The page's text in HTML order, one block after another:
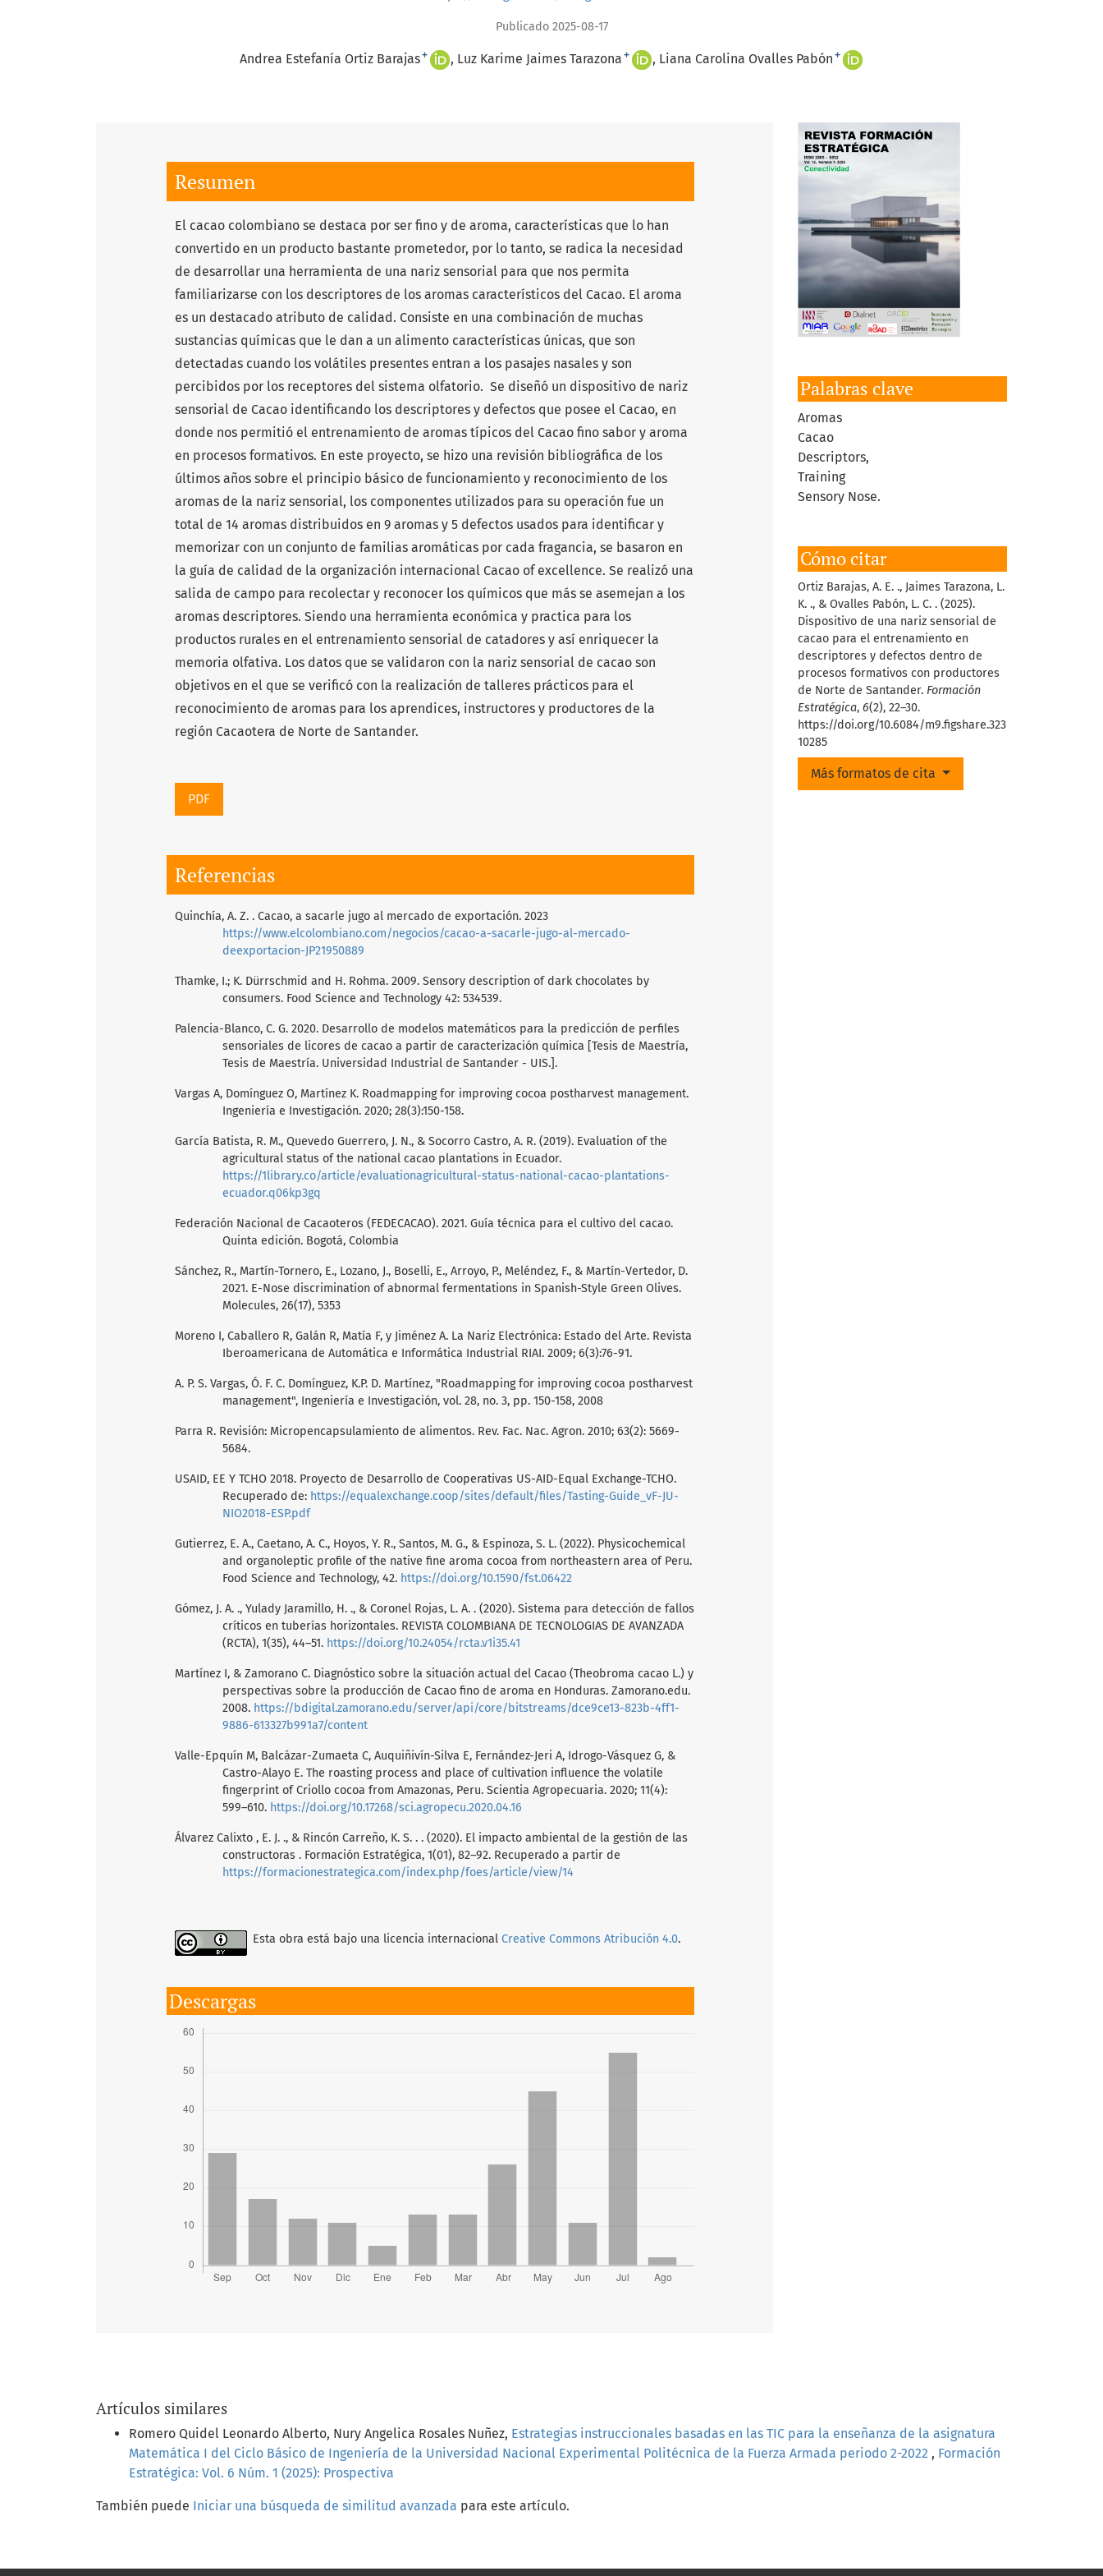
Publicado 2025-08-17
Andrea Estefanía Ortiz Barajas+ Luz Karime Jaimes Tarazona + Liana Carolina Ovalles Pabón +
Palabras clave
Aromas
Cacao
Descriptors,
Training
Sensory Nose.
Cómo citar
Ortiz Barajas, A. E. ., Jaimes Tarazona, L.
K. ., & Ovalles Pabón, L. C. . (2025).
Dispositivo de una nariz sensorial de
cacao para el entrenamiento en
descriptores y defectos dentro de
procesos formativos con productores
de Norte de Santander. Formación
Estratégica, 6(2), 22–30.
https://doi.org/10.6084/m9.figshare.323
10285
Más formatos de cita
Resumen
El cacao colombiano se destaca por ser fino y de aroma, características que lo han
convertido en un producto bastante prometedor, por lo tanto, se radica la necesidad
de desarrollar una herramienta de una nariz sensorial para que nos permita
familiarizarse con los descriptores de los aromas característicos del Cacao. El aroma
es un destacado atributo de calidad. Consiste en una combinación de muchas
sustancias químicas que le dan a un alimento características únicas, que son
detectadas cuando los volátiles presentes entran a los pasajes nasales y son
percibidos por los receptores del sistema olfatorio. Se diseñó un dispositivo de nariz
sensorial de Cacao identificando los descriptores y defectos que posee el Cacao, en
donde nos permitió el entrenamiento de aromas típicos del Cacao fino sabor y aroma
en procesos formativos. En este proyecto, se hizo una revisión bibliográfica de los
últimos años sobre el principio básico de funcionamiento y reconocimiento de los
aromas de la nariz sensorial, los componentes utilizados para su operación fue un
total de 14 aromas distribuidos en 9 aromas y 5 defectos usados para identificar y
memorizar con un conjunto de familias aromáticas por cada fragancia, se basaron en
la guía de calidad de la organización internacional Cacao of excellence. Se realizó una
salida de campo para recolectar y reconocer los químicos que más se asemejan a los
aromas descriptores. Siendo una herramienta económica y practica para los
productos rurales en el entrenamiento sensorial de catadores y así enriquecer la
memoria olfativa. Los datos que se validaron con la nariz sensorial de cacao son
objetivos en el que se verificó con la realización de talleres prácticos para el
reconocimiento de aromas para los aprendices, instructores y productores de la
región Cacaotera de Norte de Santander.
PDF
Referencias
Quinchía, A. Z. . Cacao, a sacarle jugo al mercado de exportación. 2023
https://www.elcolombiano.com/negocios/cacao-a-sacarle-jugo-al-mercado-
deexportacion-JP21950889
Thamke, I.; K. Dürrschmid and H. Rohma. 2009. Sensory description of dark chocolates by
consumers. Food Science and Technology 42: 534539.
Palencia-Blanco, C. G. 2020. Desarrollo de modelos matemáticos para la predicción de perfiles
sensoriales de licores de cacao a partir de caracterización química [Tesis de Maestría,
Tesis de Maestría. Universidad Industrial de Santander - UIS.].
Vargas A, Domínguez O, Martínez K. Roadmapping for improving cocoa postharvest management.
Ingeniería e Investigación. 2020; 28(3):150-158.
García Batista, R. M., Quevedo Guerrero, J. N., & Socorro Castro, A. R. (2019). Evaluation of the
agricultural status of the national cacao plantations in Ecuador.
https://1library.co/article/evaluationagricultural-status-national-cacao-plantations-
ecuador.q06kp3gq
Federación Nacional de Cacaoteros (FEDECACAO). 2021. Guía técnica para el cultivo del cacao.
Quinta edición. Bogotá, Colombia
Sánchez, R., Martín-Tornero, E., Lozano, J., Boselli, E., Arroyo, P., Meléndez, F., & Martín-Vertedor, D.
2021. E-Nose discrimination of abnormal fermentations in Spanish-Style Green Olives.
Molecules, 26(17), 5353
Moreno I, Caballero R, Galán R, Matía F, y Jiménez A. La Nariz Electrónica: Estado del Arte. Revista
Iberoamericana de Automática e Informática Industrial RIAI. 2009; 6(3):76-91.
A. P. S. Vargas, Ó. F. C. Domínguez, K.P. D. Martínez, "Roadmapping for improving cocoa postharvest
management", Ingeniería e Investigación, vol. 28, no. 3, pp. 150-158, 2008
Parra R. Revisión: Micropencapsulamiento de alimentos. Rev. Fac. Nac. Agron. 2010; 63(2): 5669-
5684.
USAID, EE Y TCHO 2018. Proyecto de Desarrollo de Cooperativas US-AID-Equal Exchange-TCHO.
Recuperado de: https://equalexchange.coop/sites/default/files/Tasting-Guide_vF-JU-
NIO2018-ESP.pdf
Gutierrez, E. A., Caetano, A. C., Hoyos, Y. R., Santos, M. G., & Espinoza, S. L. (2022). Physicochemical
and organoleptic profile of the native fine aroma cocoa from northeastern area of Peru.
Food Science and Technology, 42. https://doi.org/10.1590/fst.06422
Gómez, J. A. ., Yulady Jaramillo, H. ., & Coronel Rojas, L. A. . (2020). Sistema para detección de fallos
críticos en tuberías horizontales. REVISTA COLOMBIANA DE TECNOLOGIAS DE AVANZADA
(RCTA), 1(35), 44–51. https://doi.org/10.24054/rcta.v1i35.41
Martínez I, & Zamorano C. Diagnóstico sobre la situación actual del Cacao (Theobroma cacao L.) y
perspectivas sobre la producción de Cacao fino de aroma en Honduras. Zamorano.edu.
2008. https://bdigital.zamorano.edu/server/api/core/bitstreams/dce9ce13-823b-4ff1-
9886-613327b991a7/content
Valle-Epquín M, Balcázar-Zumaeta C, Auquiñivín-Silva E, Fernández-Jeri A, Idrogo-Vásquez G, &
Castro-Alayo E. The roasting process and place of cultivation influence the volatile
fingerprint of Criollo cocoa from Amazonas, Peru. Scientia Agropecuaria. 2020; 11(4):
599–610. https://doi.org/10.17268/sci.agropecu.2020.04.16
Álvarez Calixto , E. J. ., & Rincón Carreño, K. S. . . (2020). El impacto ambiental de la gestión de las
constructoras . Formación Estratégica, 1(01), 82–92. Recuperado a partir de
https://formacionestrategica.com/index.php/foes/article/view/14
Esta obra está bajo una licencia internacionalCreative Commons Atribución 4.0.
Descargas
Artículos similares
Romero Quidel Leonardo Alberto, Nury Angelica Rosales Nuñez, Estrategias instruccionales basadas en las TIC para la enseñanza de la asignatura
Matemática I del Ciclo Básico de Ingeniería de la Universidad Nacional Experimental Politécnica de la Fuerza Armada periodo 2-2022 , Formación
Estratégica: Vol. 6 Núm. 1 (2025): Prospectiva
También puede Iniciar una búsqueda de similitud avanzada para este artículo.